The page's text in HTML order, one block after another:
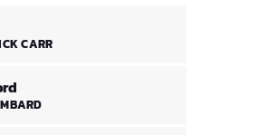
CARR